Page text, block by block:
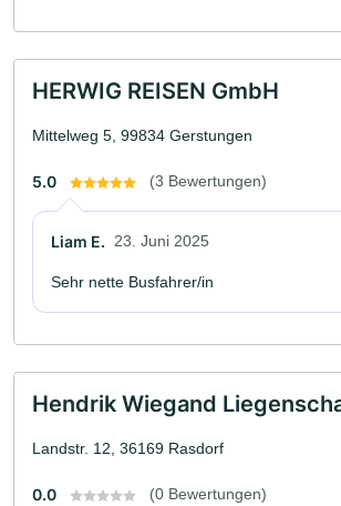
HERWIG REISEN GmbH
Mittelweg 5, 99834 Gerstungen
5.0 (3 Bewertungen)
Liam E. 23. Juni 2025
Sehr nette Busfahrer/in
Hendrik Wiegand
Landstr. 12, 36169 Rasdorf
0.0 (0 Bewertungen)